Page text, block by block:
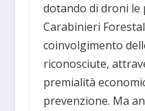
dotando di droni le
Carabinieri
coinvolgimento
riconosciute,
premialità
prevenzione. Ma